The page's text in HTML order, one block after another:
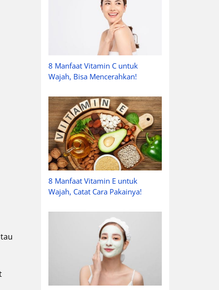
8 Manfaat Vitamin C untuk
Wajah, Bisa Mencerahkan!
8 Manfaat Vitamin E untuk
Wajah, Catat Cara Pakainya!